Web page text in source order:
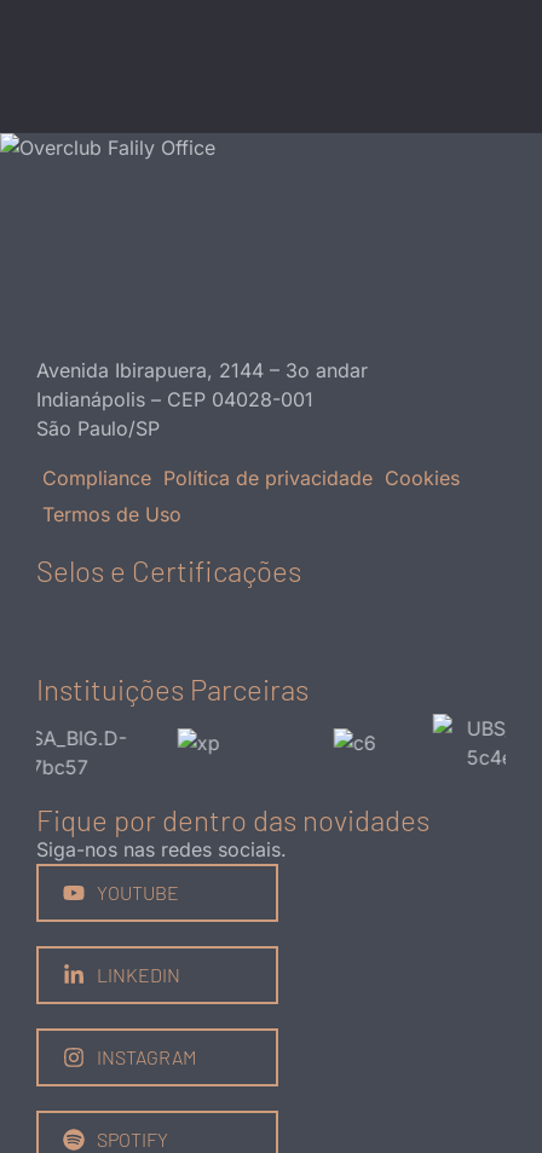
Avenida Ibirapuera, 2144 – 3o andar
Indianápolis – CEP 04028-001
São Paulo/SP
Compliance Política de privacidade Cookies
Termos de Uso
Selos e Certificações
Instituições Parceiras
Fique por dentro das novidades
Siga-nos nas redes sociais.
YOUTUBE
LINKEDIN
INSTAGRAM
SPOTIFY